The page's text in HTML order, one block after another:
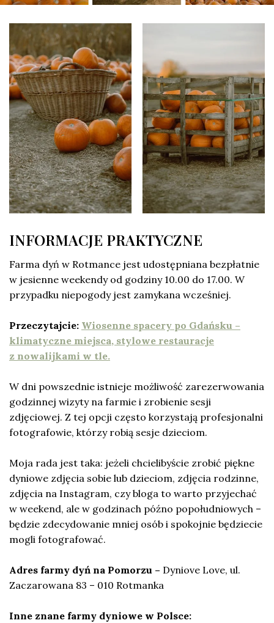
INFORMACJE PRAKTYCZNE
Farma dyń w Rotmance jest udostępniana bezpłatnie
w jesienne weekendy od godziny 10.00 do 17.00. W
przypadku niepogody jest zamykana wcześniej.
Przeczytajcie: Wiosenne spacery po Gdańsku –
klimatyczne miejsca, stylowe restauracje
z nowalijkami w tle.
W dni powszednie istnieje możliwość zarezerwowania
godzinnej wizyty na farmie i zrobienie sesji
zdjęciowej. Z tej opcji często korzystają profesjonalni
fotografowie, którzy robią sesje dzieciom.
Moja rada jest taka: jeżeli chcielibyście zrobić piękne
dyniowe zdjęcia sobie lub dzieciom, zdjęcia rodzinne,
zdjęcia na Instagram, czy bloga to warto przyjechać
w weekend, ale w godzinach późno popołudniowych –
będzie zdecydowanie mniej osób i spokojnie będziecie
mogli fotografować.
Adres farmy dyń na Pomorzu – Dyniove Love, ul.
Zaczarowana 83 – 010 Rotmanka
Inne znane farmy dyniowe w Polsce: